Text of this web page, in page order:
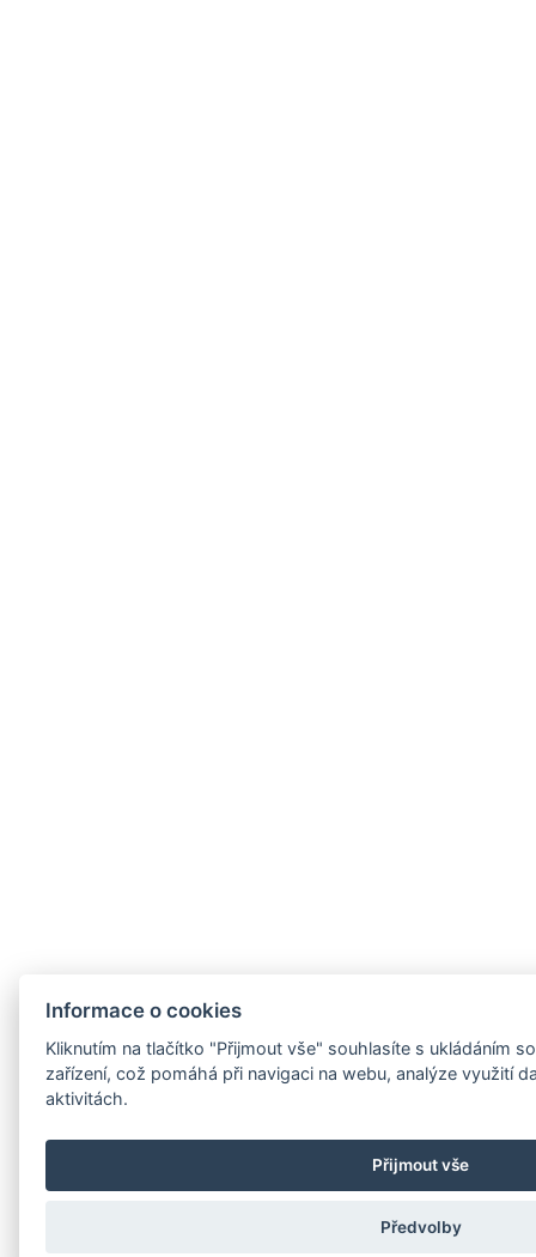
Informace o cookies
Kliknutím na tlačítko "Přijmout vše" souhlasíte s ukládáním
zařízení, což pomáhá při navigaci na webu, analýze využití
aktivitách.
Přijmout vše
Předvolby